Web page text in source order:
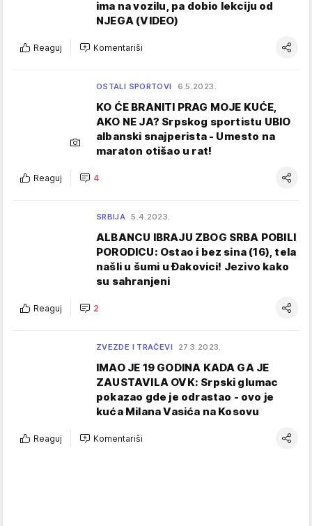
ima na vozilu, pa dobio lekciju od
NJEGA (VIDEO)
Reaguj Komentariši
OSTALI SPORTOVI 6.5.2023.
KO ĆE BRANITI PRAG MOJE KUĆE,
AKO NE JA? Srpskog sportistu UBIO
albanski snajperista - Umesto na
maraton otišao u rat!
Reaguj 4
SRBIJA 5.4.2023.
ALBANCU IBRAJU ZBOG SRBA POBILI
PORODICU: Ostao i bez sina (16), tela
našli u šumi u Đakovici! Jezivo kako
su sahranjeni
Reaguj 2
ZVEZDE I TRAČEVI 27.3.2023.
IMAO JE 19 GODINA KADA GA JE
ZAUSTAVILA OVK: Srpski glumac
pokazao gde je odrastao - ovo je
kuća Milana Vasića na Kosovu
Reaguj Komentariši